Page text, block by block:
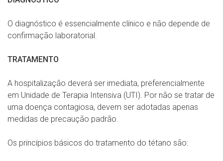
O diagnóstico é essencialmente clínico e não depende de
confirmação laboratorial.
TRATAMENTO
A hospitalização deverá ser imediata, preferencialmente
em Unidade de Terapia Intensiva (UTI). Por não se tratar de
uma doença contagiosa, devem ser adotadas apenas
medidas de precaução padrão.
Os princípios básicos do tratamento do tétano são: